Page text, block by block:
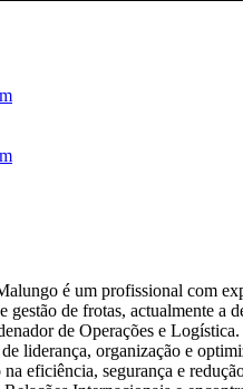
é um profissional com
gestão de frotas, actualmente a
de Operações e Logística.
liderança, organização e
eficiência, segurança e